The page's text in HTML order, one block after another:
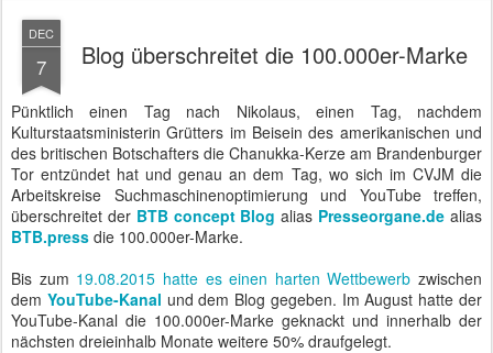
DEC
7 Blog überschreitet die 100.000er-Marke
Pünktlich einen Tag nach Nikolaus, einen Tag, nachdem
Kulturstaatsministerin Grütters im Beisein des amerikanischen und
des britischen Botschafters die Chanukka-Kerze am Brandenburger
Tor entzündet hat und genau an dem Tag, wo sich im CVJM die
Arbeitskreise Suchmaschinenoptimierung und YouTube treffen,
überschreitet der BTB concept Blog alias Presseorgane.de alias
BTB.press die 100.000er-Marke.
Bis zum 19.08.2015 hatte es einen harten Wettbewerb zwischen
dem YouTube-Kanal und dem Blog gegeben. Im August hatte der
YouTube-Kanal die 100.000er-Marke geknackt und innerhalb der
nächsten dreieinhalb Monate weitere 50% draufgelegt.